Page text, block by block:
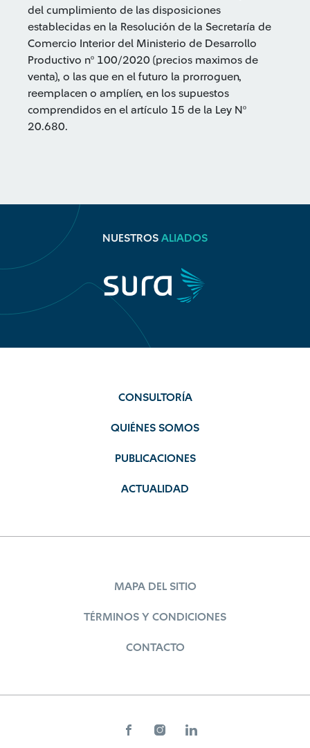
del cumplimiento de las disposiciones
establecidas en la Resolución de la Secretaría de
Comercio Interior del Ministerio de Desarrollo
Productivo nº 100/2020 (precios maximos de
venta), o las que en el futuro la prorroguen,
reemplacen o amplíen, en los supuestos
comprendidos en el artículo 15 de la Ley Nº
20.680.
NUESTROS ALIADOS
CONSULTORÍA
QUIÉNES SOMOS
PUBLICACIONES
ACTUALIDAD
MAPA DEL SITIO
TÉRMINOS Y CONDICIONES
CONTACTO